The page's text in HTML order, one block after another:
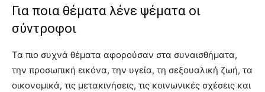
Για ποια θέματα λένε ψέματα οι
σύντροφοι
Τα πιο συχνά θέματα αφορούσαν στα συναισθήματα,
την προσωπική εικόνα, την υγεία, τη σεξουαλική ζωή, τα
οικονομικά, τις μετακινήσεις, τις κοινωνικές σχέσεις και